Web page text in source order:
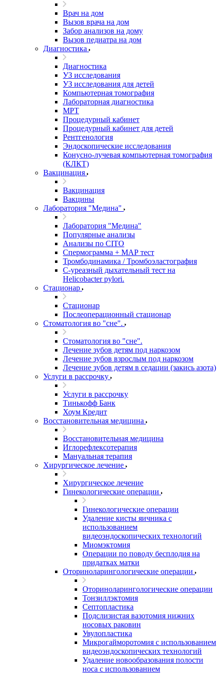
Врач на дом
Вызов врача на дом
Забор анализов на дому
Вызов педиатра на дом
Диагностика
Диагностика
УЗ исследования
УЗ исследования для детей
Компьютерная томография
Лабораторная диагностика
МРТ
Процедурный кабинет
Процедурный кабинет для детей
Рентгенология
Эндоскопические исследования
Конусно-лучевая компьютерная томография
(КЛКТ)
Вакцинация
Вакцинация
Вакцины
Лаборатория "Медина"
Лаборатория "Медина"
Популярные анализы
Анализы по CITO
Спермограмма + МАР тест
Тромбодинамика / Тромбоэластография
С-уреазный дыхательный тест на
Helicobacter pylori.
Стационар
Стационар
Послеоперационный стационар
Стоматология во "сне".
Стоматология во "сне".
Лечение зубов детям под наркозом
Лечение зубов взрослым под наркозом
Лечение зубов детям в седации (закись азота)
Услуги в рассрочку
Услуги в рассрочку
Тинькофф Банк
Хоум Кредит
Восстановительная медицина
Восстановительная медицина
Иглорефлексотерапия
Мануальная терапия
Хирургическое лечение
Хирургическое лечение
Гинекологические операции
Гинекологические операции
Удаление кисты яичника с
использованием
видеоэндоскопических технологий
Миомэктомия
Операции по поводу бесплодия на
придатках матки
Оториноларингологические операции
Оториноларингологические операции
Тонзиллэктомия
Септопластика
Подслизистая вазотомия нижних
носовых раковин
Увулопластика
Микрогайморотомия с использованием
видеоэндоскопических технологий
Удаление новообразования полости
носа с использованием